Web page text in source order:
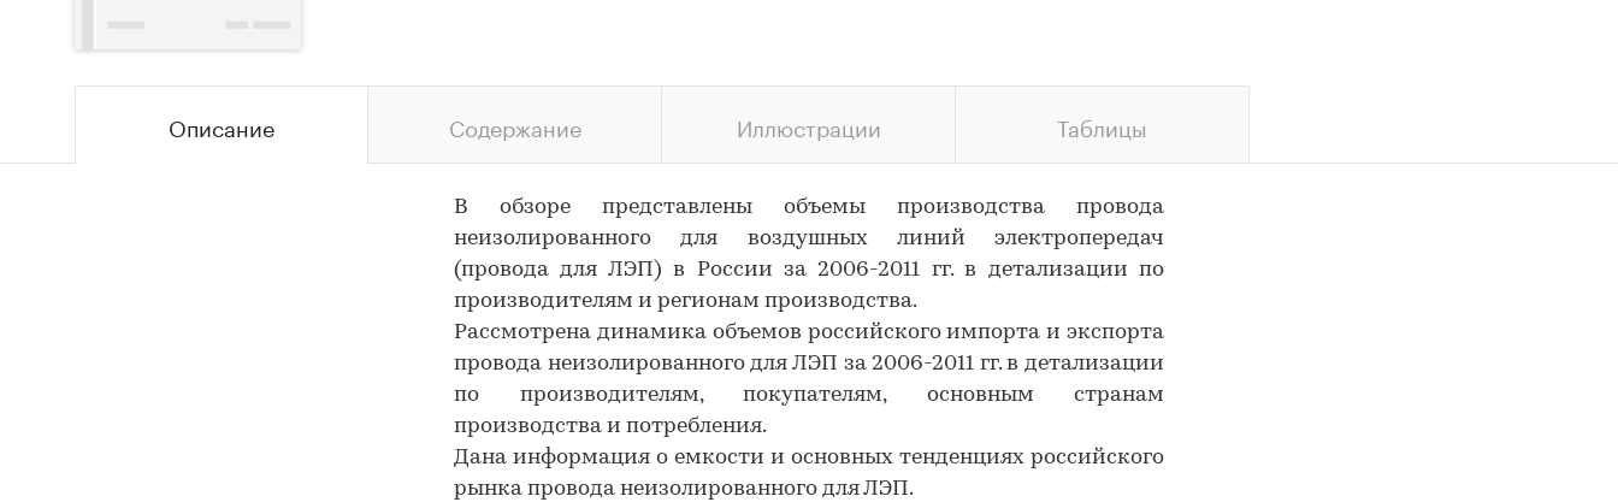
Описание Содержание Иллюстрации Таблицы
В обзоре представлены объемы производства провода
неизолированного для воздушных линий электропередач
(провода для ЛЭП) в России за 2006-2011 гг. в детализации по
производителям и регионам производства.
Рассмотрена динамика объемов российского импорта и экспорта
провода неизолированного для ЛЭП за 2006-2011 гг. в детализации
по производителям, покупателям, основным странам
производства и потребления.
Дана информация о емкости и основных тенденциях российского
рынка провода неизолированного для ЛЭП.